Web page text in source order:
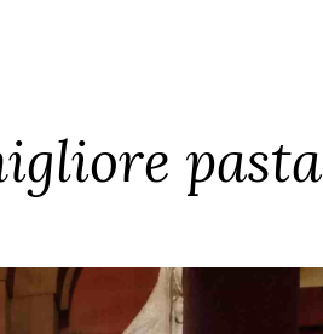
pasta